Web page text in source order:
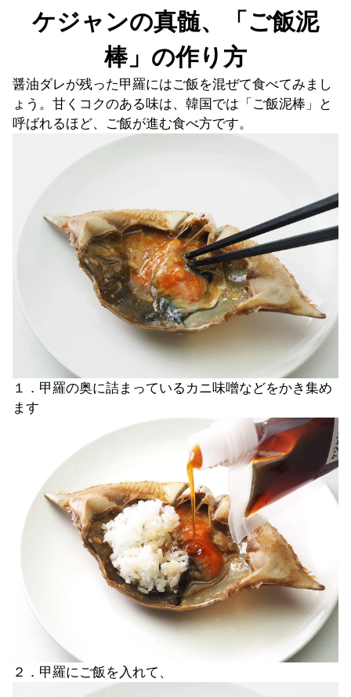
ケジャンの真髄、「ご飯泥
棒」の作り方
醤油ダレが残った甲羅にはご飯を混ぜて食べてみまし
ょう。甘くコクのある味は、韓国では「ご飯泥棒」と
呼ばれるほど、ご飯が進む食べ方です。
１．甲羅の奥に詰まっているカニ味噌などをかき集め
ます
２．甲羅にご飯を入れて、